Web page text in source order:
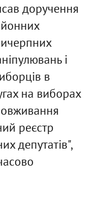
доручення
і
в
на виборах
реєстр
депутатів",